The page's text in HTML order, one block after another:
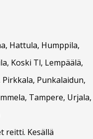
Hattula, Humppila,
Koski Tl, Lempäälä,
Punkalaidun,
Tampere, Urjala,
reitti. Kesällä